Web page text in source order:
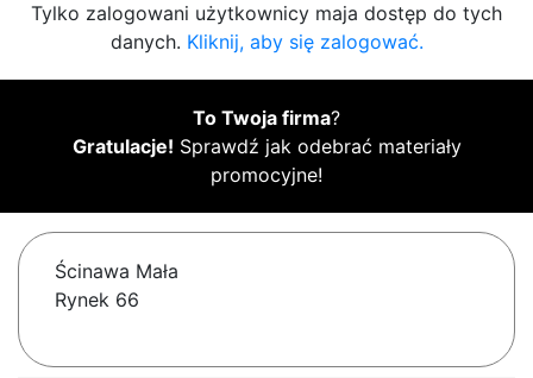
Tylko zalogowani użytkownicy maja dostęp do tych
danych. Kliknij, aby się zalogować.
To Twoja firma?
Gratulacje! Sprawdź jak odebrać materiały
promocyjne!
Ścinawa Mała
Rynek 66